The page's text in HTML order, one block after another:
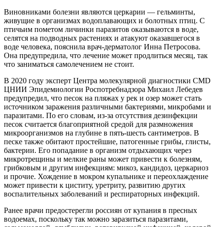
Виновниками болезни являются церкарии — гельминты,
живущие в организмах водоплавающих и болотных птиц. С
птичьим пометом личинки паразитов оказываются в воде,
селятся на подводных растениях и атакуют оказавшегося в
воде человека, пояснила врач-дерматолог Инна Петросова.
Она предупредила, что лечение может продлиться месяц, так
что заниматься самолечением не стоит.
В 2020 году эксперт Центра молекулярной диагностики CMD
ЦНИИ Эпидемиологии Роспотребнадзора Михаил Лебедев
предупредил, что песок на пляжах у рек и озер может стать
источником заражения различными бактериями, микробами и
паразитами. По его словам, из-за отсутствия дезинфекции
песок считается благоприятной средой для размножения
микроорганизмов на глубине в пять-шесть сантиметров. В
песке также обитают простейшие, патогенные грибы, глисты,
бактерии. Его попадание в организм отдыхающих через
микротрещины и мелкие раны может привести к болезням,
грибковым и другим инфекциям: микоз, кандидоз, церкариоз
и прочие. Хождение в мокром купальнике и переохлаждение
может привести к циститу, уретриту, развитию других
воспалительных заболеваний и респираторных инфекций.
Ранее врачи предостерегли россиян от купания в пресных
водоемах, поскольку так можно заразиться паразитами,